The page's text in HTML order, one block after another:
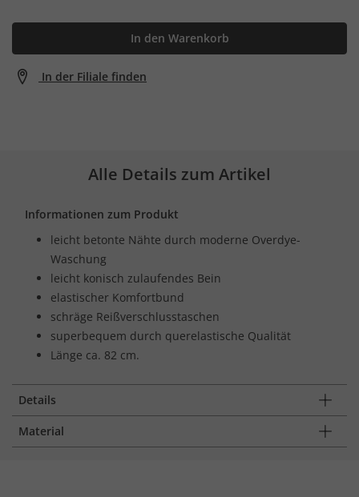
In den Warenkorb
In der Filiale finden
Alle Details zum Artikel
Informationen zum Produkt
leicht betonte Nähte durch moderne Overdye-
Waschung
leicht konisch zulaufendes Bein
elastischer Komfortbund
schräge Reißverschlusstaschen
superbequem durch querelastische Qualität
Länge ca. 82 cm.
Details
Material